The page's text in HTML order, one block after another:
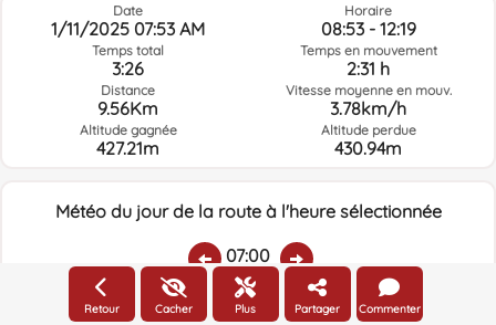
Date
1/11/2025 07:53 AM
Temps total
3:26
Distance
9.56Km
Altitude gagnée
427.21m
Horaire
08:53 - 12:19
Temps en mouvement
2:31 h
Vitesse moyenne en mouv.
3.78km/h
Altitude perdue
430.94m
Météo du jour de la route à l'heure sélectionnée
07:00
Température: Pluie:Humidité relative:Vitesse vent: Direction vent:
Retour Cacher Plus Partager Commenter